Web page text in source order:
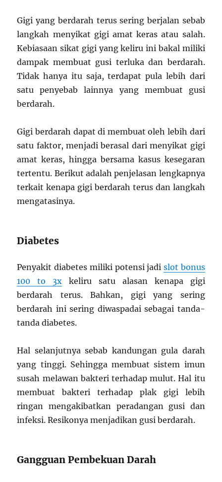
Gigi yang berdarah terus sering berjalan sebab
langkah menyikat gigi amat keras atau salah.
Kebiasaan sikat gigi yang keliru ini bakal miliki
dampak membuat gusi terluka dan berdarah.
Tidak hanya itu saja, terdapat pula lebih dari
satu penyebab lainnya yang membuat gusi
berdarah.
Gigi berdarah dapat di membuat oleh lebih dari
satu faktor, menjadi berasal dari menyikat gigi
amat keras, hingga bersama kasus kesegaran
tertentu. Berikut adalah penjelasan lengkapnya
terkait kenapa gigi berdarah terus dan langkah
mengatasinya.
Diabetes
Penyakit diabetes miliki potensi jadi slot bonus
100 to 3x keliru satu alasan kenapa gigi
berdarah terus. Bahkan, gigi yang sering
berdarah ini sering diwaspadai sebagai tanda-
tanda diabetes.
Hal selanjutnya sebab kandungan gula darah
yang tinggi. Sehingga membuat sistem imun
susah melawan bakteri terhadap mulut. Hal itu
membuat bakteri terhadap plak gigi lebih
ringan mengakibatkan peradangan gusi dan
infeksi. Resikonya menjadikan gusi berdarah.
Gangguan Pembekuan Darah